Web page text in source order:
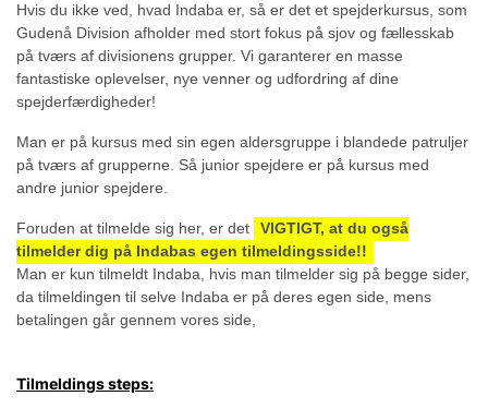
Hvis du ikke ved, hvad Indaba er, så er det et spejderkursus, som
Gudenå Division afholder med stort fokus på sjov og fællesskab
på tværs af divisionens grupper. Vi garanterer en masse
fantastiske oplevelser, nye venner og udfordring af dine
spejderfærdigheder!
Man er på kursus med sin egen aldersgruppe i blandede patruljer
på tværs af grupperne. Så junior spejdere er på kursus med
andre junior spejdere.
Foruden at tilmelde sig her, er det
VIGTIGT, at du også
tilmelder dig på Indabas egen tilmeldingsside!!
Man er kun tilmeldt Indaba, hvis man tilmelder sig på begge sider,
da tilmeldingen til selve Indaba er på deres egen side, mens
betalingen går gennem vores side,
Tilmeldings steps: